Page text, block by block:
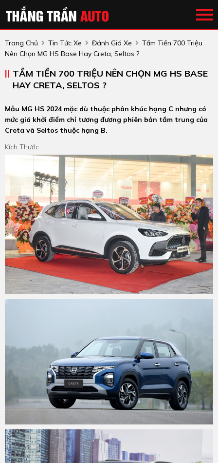
Trang Chủ Tin Tức Xe Đánh Giá Xe
Tầm Tiền 700 Triệu
Nên Chọn MG HS Base Hay Creta, Seltos ?
TẦM TIỀN 700 TRIỆU NÊN CHỌN MG HS BASE
HAY CRETA, SELTOS ?
Mẫu MG HS 2024 mặc dù thuộc phân khúc hạng C nhưng có
mức giá khởi điểm chỉ tương đương phiên bản tầm trung của
Creta và Seltos thuộc hạng B.
Kích Thước